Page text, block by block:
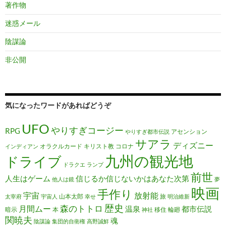
著作物
迷惑メール
陰謀論
非公開
気になったワードがあればどうぞ
RPG UFOやりすぎコージー やりすぎ都市伝説 アセンション
インディアン オラクルカード キリスト教 コロナ サアラ ディズニー
ドライブ ドラクエ ランプ 九州の観光地
人生はゲーム 他人は鏡 信じるか信じないかはあなた次第前世 夢
太宰府 宇宙 宇宙人 山本太郎 幸せ 手作り 放射能 旅 明治維新 映画
暗示 月間ムー 本 森のトトロ 歴史 温泉 神社 移住 輪廻 都市伝説
関暁夫 陰謀論 集団的自衛権 高野誠鮮 魂